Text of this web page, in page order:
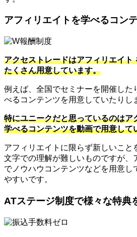
アフィリエイトを学べるコン
アクセストレードはアフィリエイト
たくさん用意しています。
例えば、全国でセミナーを開催した
べるコンテンツを用意していたりし
特にユニークだと思っているのはア
学べるコンテンツを動画で用意して
アフィリエイトに限らず新しいこと
文字での理解が難しいものですが、
でノウハウコンテンツなどを用意し
やすいです。
ATステージ制度で様々な特典